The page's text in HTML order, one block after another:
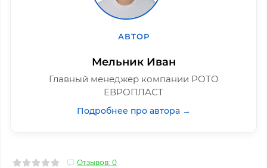
АВТОР
Мельник Иван
Главный менеджер компании РОТО
ЕВРОПЛАСТ
Подробнее про автора →
Отзывов: 0